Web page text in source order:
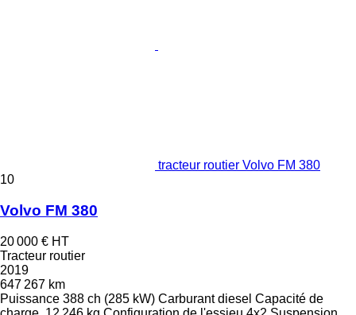
tracteur routier Volvo FM 380
10
Volvo FM 380
20 000 € HT
Tracteur routier
2019
647 267 km
Puissance 388 ch (285 kW) Carburant diesel Capacité de